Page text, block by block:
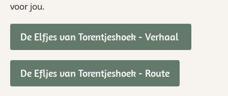
voor jou.
De Elfjes van Torentjeshoek - Verhaal
De Efljes van Torentjeshoek - Route